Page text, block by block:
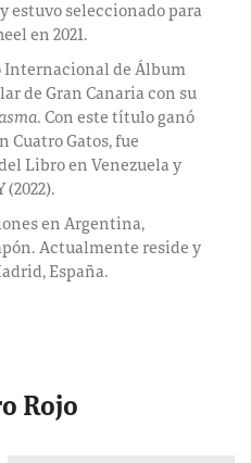
estuvo seleccionado para
en 2021.
Internacional de Álbum
de Gran Canaria con su
. Con este título ganó
Cuatro Gatos, fue
Libro en Venezuela y
(2022).
en Argentina,
Actualmente reside y
España.
Rojo